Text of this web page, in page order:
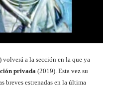
volverá a la sección en la que ya
privada (2019). Esta vez su
breves estrenadas en la última